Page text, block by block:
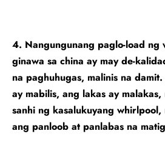
4. Nangungunang paglo-load ng
ginawa sa china ay may de-
na paghuhugas, malinis na
ay mabilis, ang lakas ay
sanhi ng kasalukuyang whirlpool,
ang panloob at panlabas na